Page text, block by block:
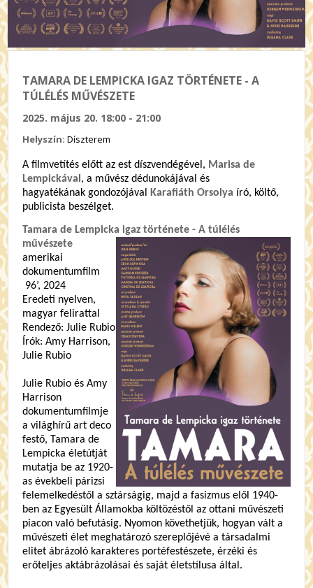
TAMARA DE LEMPICKA IGAZ TÖRTÉNETE - A
TÚLÉLÉS MŰVÉSZETE
2025. május 20. 18:00 - 21:00
Helyszín:Díszterem
A filmvetítés előtt az est díszvendégével, Marisa de
Lempickával , a művész dédunokájával és
hagyatékának gondozójával
Karafiáth Orsolya író, költő,
publicista beszélget.
Tamara de Lempicka igaz története - A túlélés
művészete
amerikai
dokumentumfilm
96’, 2024
Eredeti nyelven,
magyar felirattal
Rendező: Julie Rubio
Írók: Amy Harrison,
Julie Rubio
Julie Rubio és Amy
Harrison
dokumentumfilmje
a világhírű art deco
festő, Tamara de
Lempicka életútját
mutatja be az 1920-
as évekbeli párizsi
felemelkedéstől a sztárságig, majd a fasizmus elől 1940-
ben az Egyesült Államokba költözéstől az ottani művészeti
piacon való befutásig. Nyomon követhetjük, hogyan vált a
művészeti élet meghatározó szereplőjévé a társadalmi
elitet ábrázoló karakteres portéfestészete, érzéki és
erőteljes aktábrázolásai és saját életstílusa által.